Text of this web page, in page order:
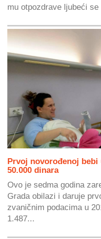
mu otpozdrave ljubeći
Prvoj novorođenoj bebi
50.000 dinara
Ovo je sedma godina
Grada obilazi i daruje
zvaničnim podacima u
1.487...